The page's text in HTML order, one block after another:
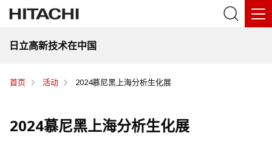
日立高新技术在中国
首页 活动 2024慕尼黑上海分析生化展
2024慕尼黑上海分析生化展